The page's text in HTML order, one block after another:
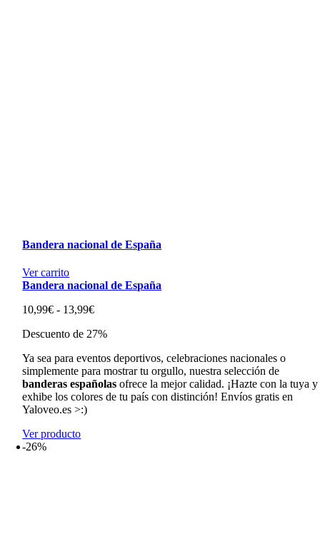
Bandera nacional de España
Ver carrito
Bandera nacional de España
10,99€ - 13,99€Rango
precios:
10,99€
hasta
13,99€
Descuento de 27%
Ya sea para eventos deportivos, celebraciones nacionales o
simplemente para mostrar tu orgullo, nuestra selección de
banderas españolas ofrece la mejor calidad. ¡Hazte con la tuya y
exhibe los colores de tu país con distinción! Envíos gratis en
Yaloveo.es >:)
Ver producto
-26%